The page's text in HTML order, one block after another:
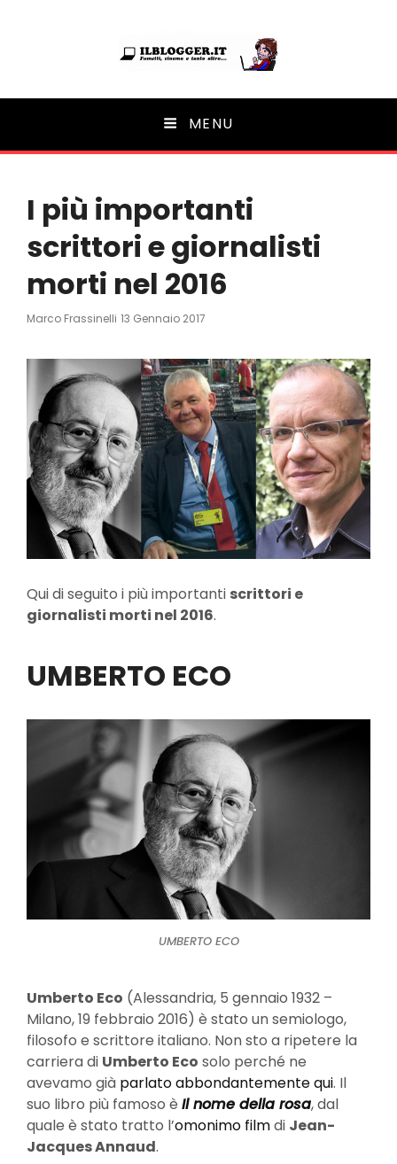
Ilblogger.it
Il portalino di blog | MENU
I più importanti
scrittori e giornalisti
morti nel 2016
Marco Frassinelli Posted
13 Gennaio 2017
Qui di seguito i più importanti scrittori e
giornalisti morti nel 2016.
UMBERTO ECO
UMBERTO ECO
Umberto Eco (Alessandria, 5 gennaio 1932 –
Milano, 19 febbraio 2016) è stato un semiologo,
filosofo e scrittore italiano. Non sto a ripetere la
carriera di Umberto Eco solo perché ne
avevamo già parlato abbondantemente qui. Il
suo libro più famoso è Il nome della rosa, dal
quale è stato tratto l’omonimo filmdi Jean-
Jacques Annaud.